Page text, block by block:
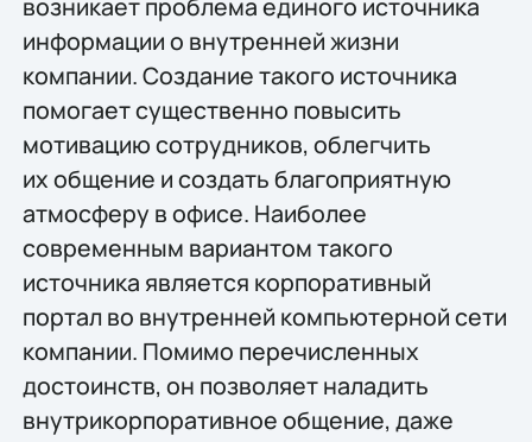
возникает проблема единого источника
информации о внутренней жизни
компании. Создание такого источника
помогает существенно повысить
мотивацию сотрудников, облегчить
их общение и создать благоприятную
атмосферу в офисе. Наиболее
современным вариантом такого
источника является корпоративный
портал во внутренней компьютерной сети
компании. Помимо перечисленных
достоинств, он позволяет наладить
внутрикорпоративное общение, даже